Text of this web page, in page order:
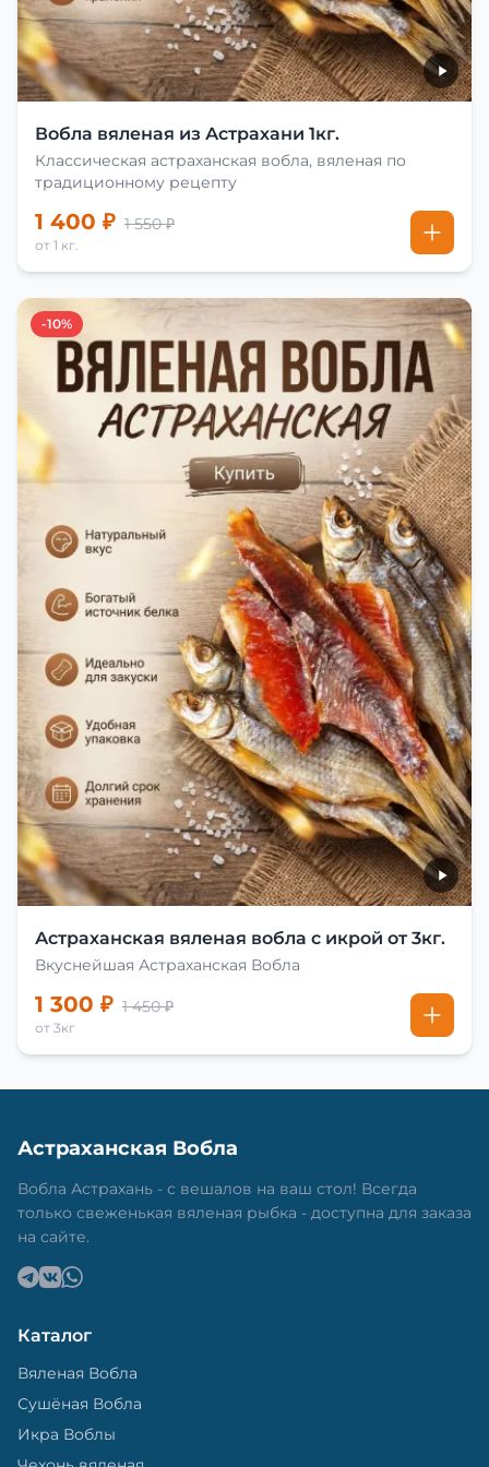
Вобла вяленая из Астрахани 1кг.
Классическая астраханская вобла, вяленая по
традиционному рецепту
1 400 ₽ 1 550 ₽
от 1 кг.
-10%
Астраханская вяленая вобла с икрой от 3кг.
Вкуснейшая Астраханская Вобла
1 300 ₽ 1 450 ₽
от 3кг
Астраханская Вобла
Вобла Астрахань - с вешалов на ваш стол! Всегда
только свеженькая вяленая рыбка - доступна для заказа
на сайте.
Каталог
Вяленая Вобла
Сушёная Вобла
Икра Воблы